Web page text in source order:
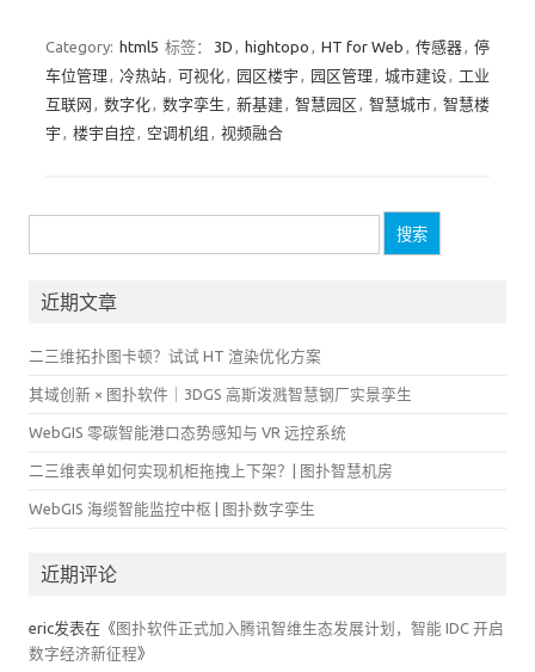
Category: html5 标签： 3D , hightopo , HT for Web , 传感器, 停
车位管理 , 冷热站, 可视化, 园区楼宇 , 园区管理 , 城市建设, 工业
互联网 , 数字化, 数字孪生 , 新基建, 智慧园区 , 智慧城市, 智慧楼
宇 , 楼宇自控, 空调机组 , 视频融合
索：
近期文章
二三维拓扑图卡顿？试试 HT 渲染优化方案
其域创新 × 图扑软件｜3DGS 高斯泼溅智慧钢厂实景孪生
WebGIS 零碳智能港口态势感知与 VR 远控系统
二三维表单如何实现机柜拖拽上下架？| 图扑智慧机房
WebGIS 海缆智能监控中枢 | 图扑数字孪生
近期评论
eric发表在《 图扑软件正式加入腾讯智维生态发展计划，智能 IDC 开启
数字经济新征程》